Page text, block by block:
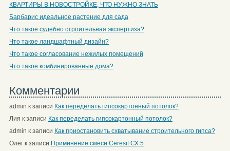
КВАРТИРЫ В НОВОСТРОЙКЕ, ЧТО НУЖНО ЗНАТЬ
Барбарис идеальное растение для сада
Что такое судебно строительная экспертиза?
Что такое ландшафтный дизайн?
Что такое согласование нежилых помещений
Что такое комбинированные дома?
Комментарии
admin к записи Как переделать гипсокартонный потолок?
Лия к записи Как переделать гипсокартонный потолок?
admin к записи Как приостановить схватывание строительного гипса?
Олегк записи Приминение смеси Ceresit СХ 5